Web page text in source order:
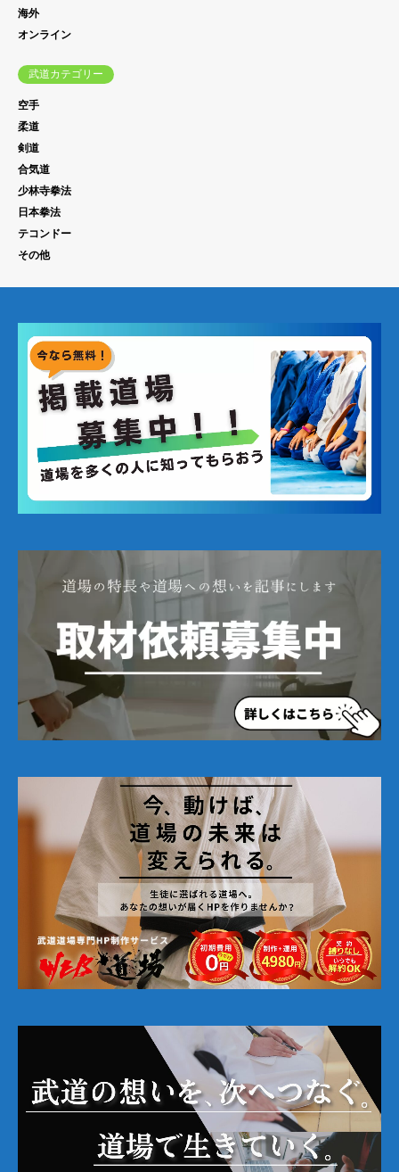
海外
オンライン
武道カテゴリー
空手
柔道
剣道
合気道
少林寺拳法
日本拳法
テコンドー
その他